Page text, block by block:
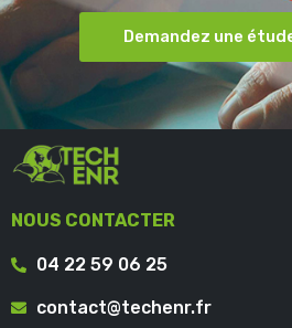
Demandez une
NOUS CONTACTER
04 22 59 06 25
contact@techenr.fr